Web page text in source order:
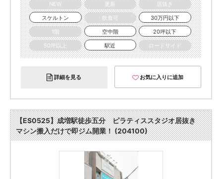
NEW
更新
居抜き
スケルトン
飲食可
30万円以下
1階
空中階
20坪以下
50坪以上
駅近 ロードサイド
詳細を見る お気に入りに追加
【ES0525】成増駅徒歩五分 ピラティススタジオ居抜き
マシン搬⼊だけで即ジム開業！ (204100)